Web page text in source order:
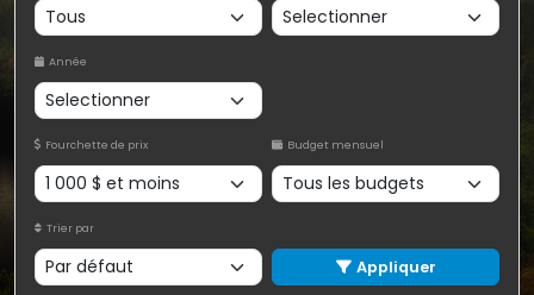
Année
Fourchette de prix Budget mensuel
Trier par
Appliquer